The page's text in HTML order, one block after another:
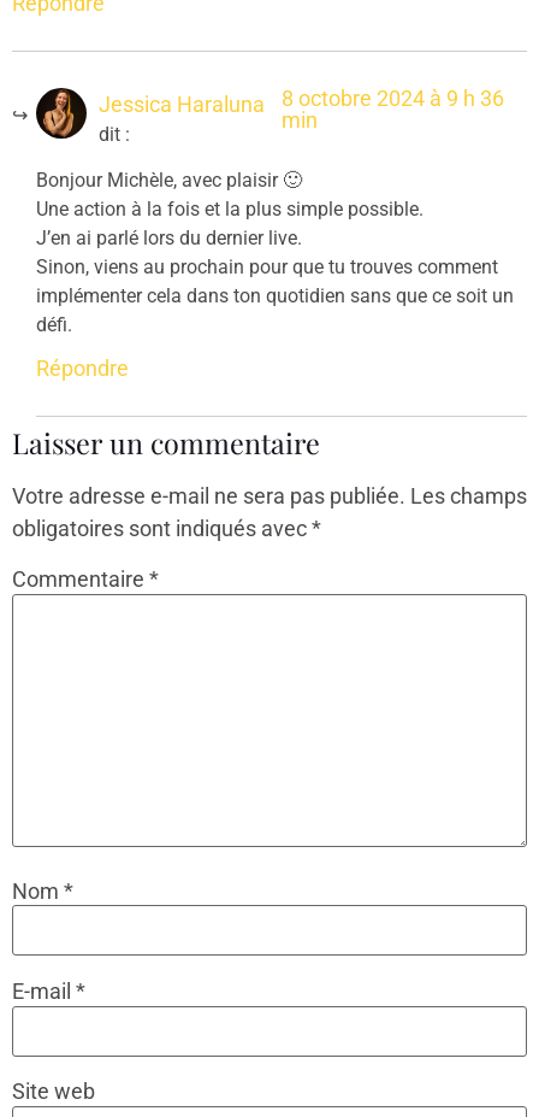
Jessica Haraluna
dit :
8 octobre 2024 à 9 h 36
min
Bonjour Michèle, avec plaisir 🙂
Une action à la fois et la plus simple possible.
J’en ai parlé lors du dernier live.
Sinon, viens au prochain pour que tu trouves comment
implémenter cela dans ton quotidien sans que ce soit un
défi.
Répondre
Laisser un commentaire
Votre adresse e-mail ne sera pas publiée. Les champs
obligatoires sont indiqués avec*
Commentaire *
Nom *
E-mail *
Site web